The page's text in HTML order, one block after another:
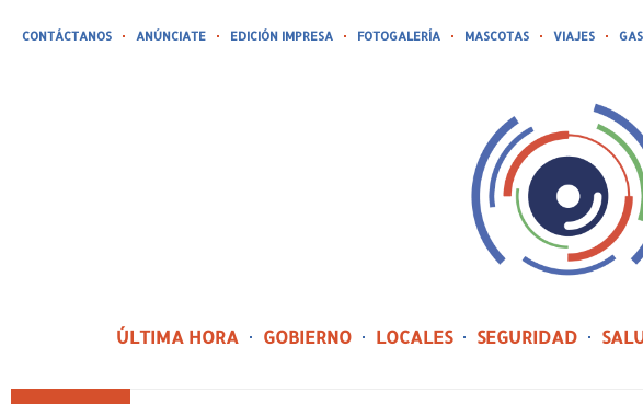
CONTÁCTANOS ANÚNCIATE EDICIÓN IMPRESA FOTOGALERÍA MASCOTAS VIAJES
ÚLTIMA HORA GOBIERNO LOCALES SEGURIDAD